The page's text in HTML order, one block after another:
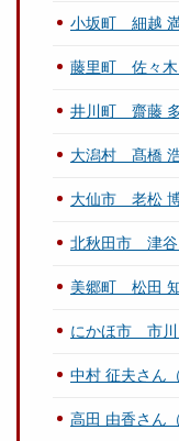
小坂町 細越 満
藤里町 佐々木
井川町 齋藤 多
大潟村 髙橋 浩
大仙市 老松 博
北秋田市 津谷
美郷町 松田 知
にかほ市 市川
中村 征夫さん
高田 由香さん